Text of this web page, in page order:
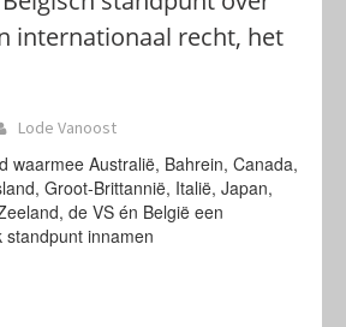
internationaal recht, het
Lode Vanoost
waarmee Australië, Bahrein, Canada,
Groot-Brittannië, Italië, Japan,
de VS én België een
innamen